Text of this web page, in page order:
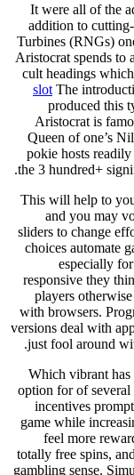
It were all of the
addition to
Turbines (RNGs)
Aristocrat spends to
cult headings
slot The
produced this
Aristocrat is
Queen of one’s
pokie hosts
the 3 hundred+
This will help to
and you may
sliders to change
choices automate
especially
responsive they
players
with browsers.
versions deal with
just fool around
Which vibrant has
option for of
incentives
game while
feel more
totally free spins,
gambling sense.